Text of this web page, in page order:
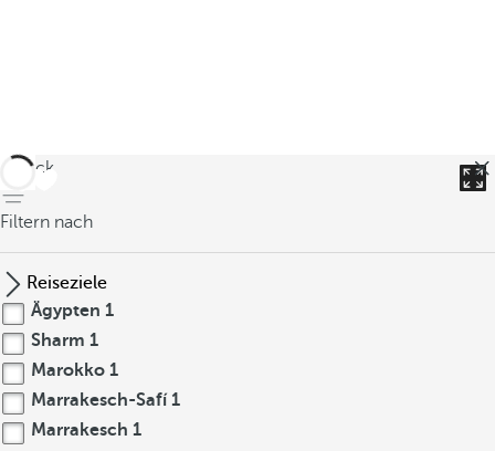
zurück
Filtern nach
Reiseziele
Ägypten 1
Sharm 1
Marokko 1
Marrakesch-Safí1
Marrakesch 1